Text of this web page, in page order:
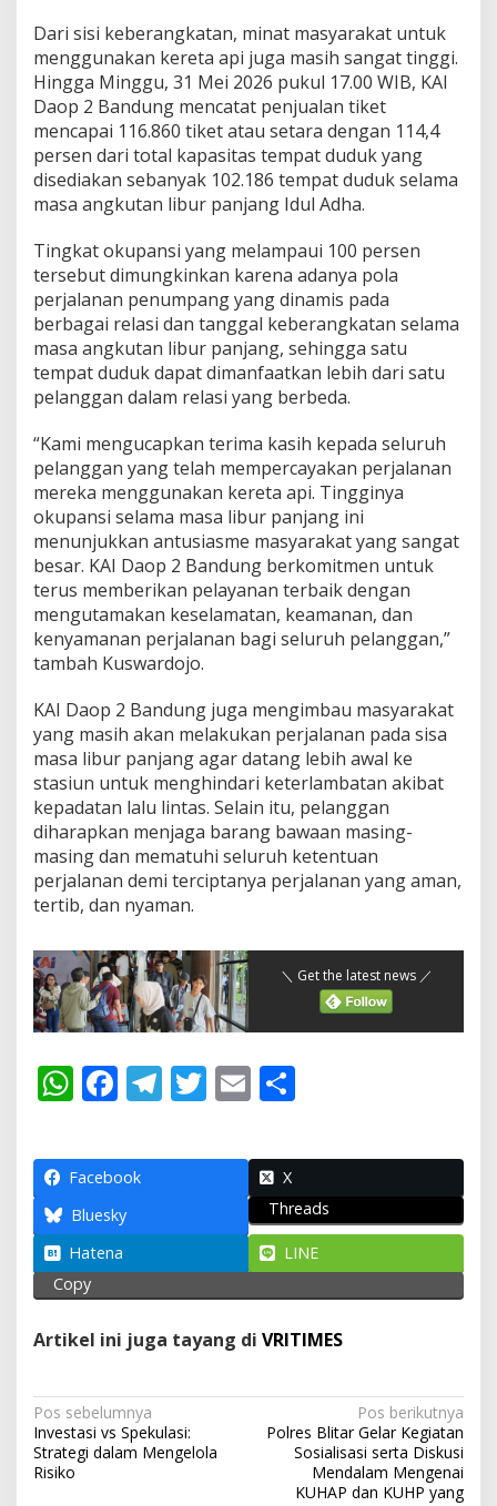
Dari sisi keberangkatan, minat masyarakat untuk
menggunakan kereta api juga masih sangat tinggi.
Hingga Minggu, 31 Mei 2026 pukul 17.00 WIB, KAI
Daop 2 Bandung mencatat penjualan tiket
mencapai 116.860 tiket atau setara dengan 114,4
persen dari total kapasitas tempat duduk yang
disediakan sebanyak 102.186 tempat duduk selama
masa angkutan libur panjang Idul Adha.
Tingkat okupansi yang melampaui 100 persen
tersebut dimungkinkan karena adanya pola
perjalanan penumpang yang dinamis pada
berbagai relasi dan tanggal keberangkatan selama
masa angkutan libur panjang, sehingga satu
tempat duduk dapat dimanfaatkan lebih dari satu
pelanggan dalam relasi yang berbeda.
“Kami mengucapkan terima kasih kepada seluruh
pelanggan yang telah mempercayakan perjalanan
mereka menggunakan kereta api. Tingginya
okupansi selama masa libur panjang ini
menunjukkan antusiasme masyarakat yang sangat
besar. KAI Daop 2 Bandung berkomitmen untuk
terus memberikan pelayanan terbaik dengan
mengutamakan keselamatan, keamanan, dan
kenyamanan perjalanan bagi seluruh pelanggan,”
tambah Kuswardojo.
KAI Daop 2 Bandung juga mengimbau masyarakat
yang masih akan melakukan perjalanan pada sisa
masa libur panjang agar datang lebih awal ke
stasiun untuk menghindari keterlambatan akibat
kepadatan lalu lintas. Selain itu, pelanggan
diharapkan menjaga barang bawaan masing-
masing dan mematuhi seluruh ketentuan
perjalanan demi terciptanya perjalanan yang aman,
tertib, dan nyaman.
＼ Get the latest news ／
W
at
s
A
p
p
F
e
b
o
o
k
T
e
a
m
T
itt
E
ai
l
ar
e
Facebook
X
Bluesky
Threads
Hatena
LINE
Copy
Artikel ini juga tayang di VRITIMES
N
a
v
Pos sebelumnya
Investasi vs Spekulasi:
Strategi dalam Mengelola
Risiko
Pos berikutnya
Polres Blitar Gelar Kegiatan
Sosialisasi serta Diskusi
Mendalam Mengenai
KUHAP dan KUHP yang